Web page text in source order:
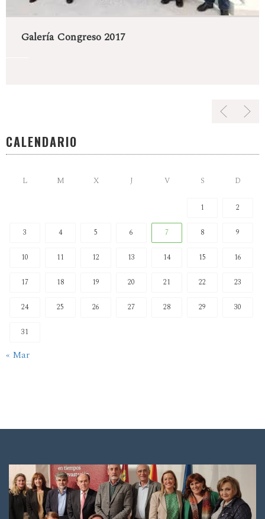
Galería Congreso 2017
CALENDARIO
L M X J V S D
1 2
3 4 5 6 7 8 9
10 11 12 13 14 15 16
17 18 19 20 21 22 23
24 25 26 27 28 29 30
31
« Mar